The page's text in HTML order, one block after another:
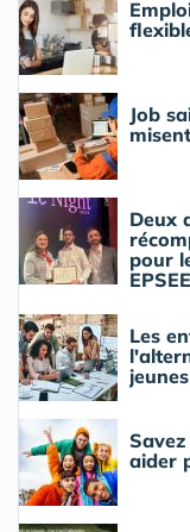
Job
Deux
pour
Les
jeunes
aider